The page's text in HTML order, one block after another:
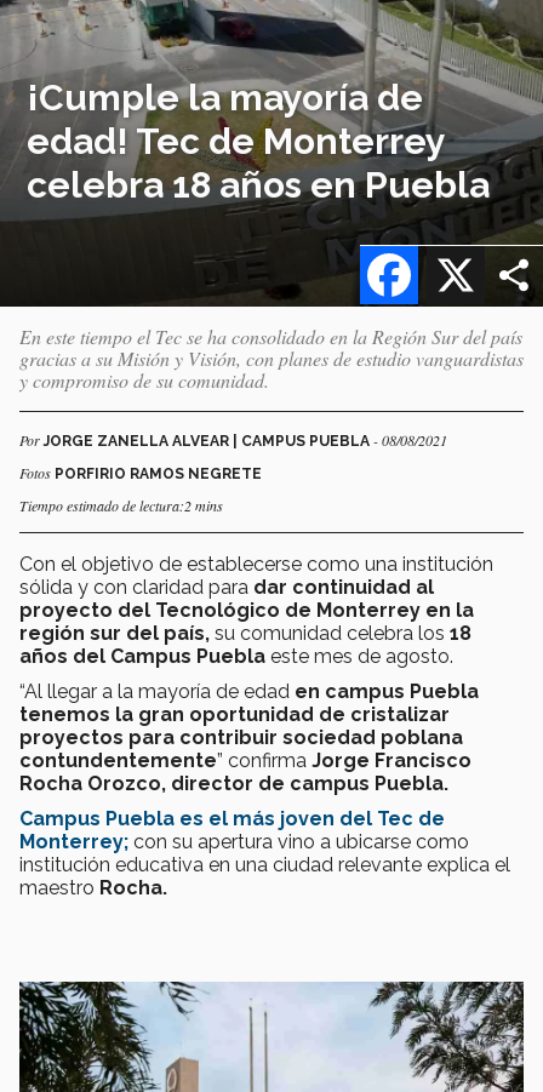
¡Cumple la mayoría de
edad! Tec de Monterrey
celebra 18 años en Puebla
X
Facebook
En este tiempo el Tec se ha consolidado en la Región Sur del país
gracias a su Misión y Visión, con planes de estudio vanguardistas
y compromiso de su comunidad.
PorJORGE ZANELLA ALVEAR | CAMPUS PUEBLA - 08/08/2021
Fotos PORFIRIO RAMOS NEGRETE
Tiempo estimado de lectura:2 mins
Con el objetivo de establecerse como una institución
sólida y con claridad para dar continuidad al
proyecto del Tecnológico de Monterrey en la
región sur del país, su comunidad celebra los 18
años del Campus Puebla este mes de agosto.
“Al llegar a la mayoría de edad en campus Puebla
tenemos la gran oportunidad de cristalizar
proyectos para contribuir sociedad poblana
contundentemente” confirma Jorge Francisco
Rocha Orozco, director de campus Puebla.
Campus Puebla es el más joven del Tec de
Monterrey; con su apertura vino a ubicarse como
institución educativa en una ciudad relevante explica el
maestro Rocha.